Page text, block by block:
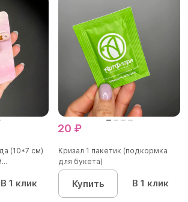
(10*7 см)
В 1 клик
20 ₽
Кризал 1 пакетик (подкормка
для букета)
Купить В 1 клик